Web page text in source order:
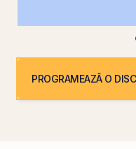
PROGRAMEAZĂ O